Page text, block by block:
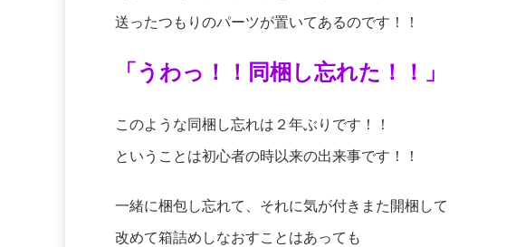
送ったつもりのパーツが置いてあるのです！！
「うわっ！！同梱し忘れた！！」
このような同梱し忘れは２年ぶりです！！
ということは初心者の時以来の出来事です！！
一緒に梱包し忘れて、それに気が付きまた開梱して
改めて箱詰めしなおすことはあっても